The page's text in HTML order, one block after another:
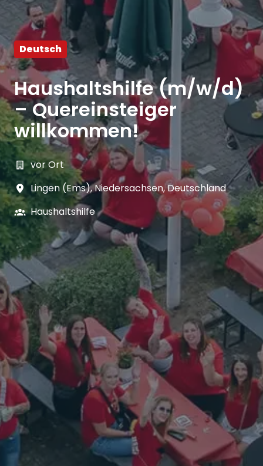
Deutsch
Haushaltshilfe (m/w/d)
– Quereinsteiger
willkommen!
vor Ort
Lingen (Ems),Niedersachsen,Deutschland
Haushaltshilfe